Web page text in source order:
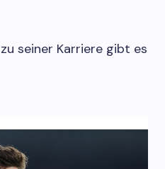
seiner Karriere gibt es